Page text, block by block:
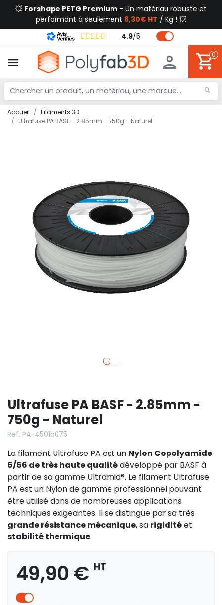
💥 Forshape PETG Premium - Un matériau robuste et
performant à seulement 8,30€ HT / Kg ! 💥
4.9/5
0
Accueil
Filaments 3D
Ultrafuse PA BASF - 2.85mm - 750g - Naturel
Ultrafuse PA BASF - 2.85mm -
750g - Naturel
Ref. PA-4501b075
Le filament Ultrafuse PA est un Nylon Copolyamide
6/66 de très haute qualitédéveloppé par BASF à
partir de sa gamme Ultramid®. Le filament Ultrafuse
PA est un Nylon de gamme professionnel pouvant
être utilisé dans de nombreuses applications
techniques exigeantes. Il se distingue par sa très
grande résistance mécanique, sa rigiditéet
stabilité thermique.
49,90 € HT